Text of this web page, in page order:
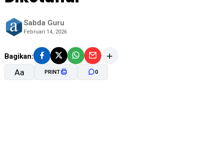
Sabda Guru
Februari 14, 2026
Bagikan:
Aa PRINT 0